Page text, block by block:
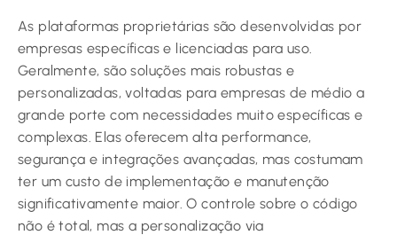
As plataformas proprietárias são desenvolvidas por
empresas específicas e licenciadas para uso.
Geralmente, são soluções mais robustas e
personalizadas, voltadas para empresas de médio a
grande porte com necessidades muito específicas e
complexas. Elas oferecem alta performance,
segurança e integrações avançadas, mas costumam
ter um custo de implementação e manutenção
significativamente maior. O controle sobre o código
não é total, mas a personalização via